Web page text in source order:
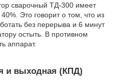
сварочный ТД-300 имеет
Это говорит о том, что из
без перерыва и 6 минут
остыть. В противном
аппарат.
и выходная (КПД)